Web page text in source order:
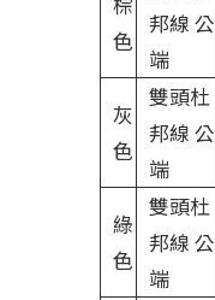
色
邦線 公
端
灰
色
雙頭杜
邦線 公
端
綠
色
雙頭杜
邦線 公
端